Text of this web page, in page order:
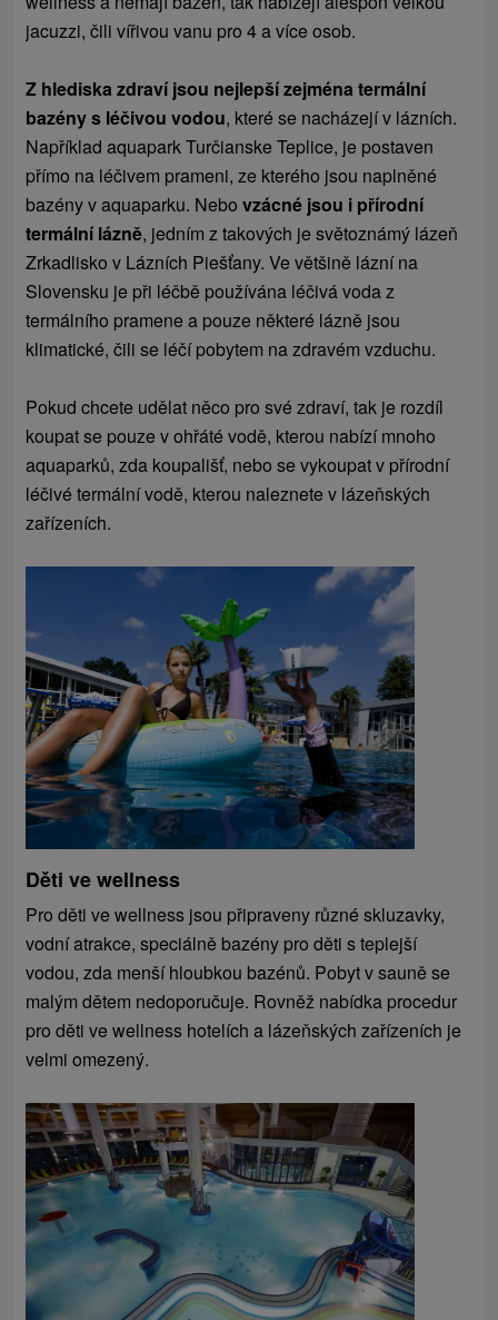
jacuzzi, čili vířivou vanu pro 4 a více osob.
Z hlediska zdraví jsou nejlepší zejména termální
bazény s léčivou vodou, které se nacházejí v lázních.
Například aquapark Turčianske Teplice, je postaven
přímo na léčivem prameni, ze kterého jsou naplněné
bazény v aquaparku. Nebovzácné jsou i přírodní
termální lázně, jedním z takových je světoznámý lázeň
Zrkadlisko v Lázních Piešťany. Ve většině lázní na
Slovensku je při léčbě používána léčivá voda z
termálního pramene a pouze některé lázně jsou
klimatické, čili se léčí pobytem na zdravém vzduchu.
Pokud chcete udělat něco pro své zdraví, tak je rozdíl
koupat se pouze v ohřáté vodě, kterou nabízí mnoho
aquaparků, zda koupališť, nebo se vykoupat v přírodní
léčivé termální vodě, kterou naleznete v lázeňských
zařízeních.
Děti ve wellness
Pro děti ve wellness jsou připraveny různé skluzavky,
vodní atrakce, speciálně bazény pro děti s teplejší
vodou, zda menší hloubkou bazénů. Pobyt v sauně se
malým dětem nedoporučuje. Rovněž nabídka procedur
pro děti ve wellness hotelích a lázeňských zařízeních je
velmi omezený.